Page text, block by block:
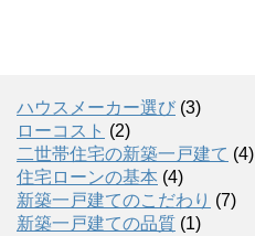
ハウスメーカー選び (3)
ローコスト (2)
二世帯住宅の新築一戸建て (4)
住宅ローンの基本 (4)
新築一戸建てのこだわり (7)
新築一戸建ての品質 (1)